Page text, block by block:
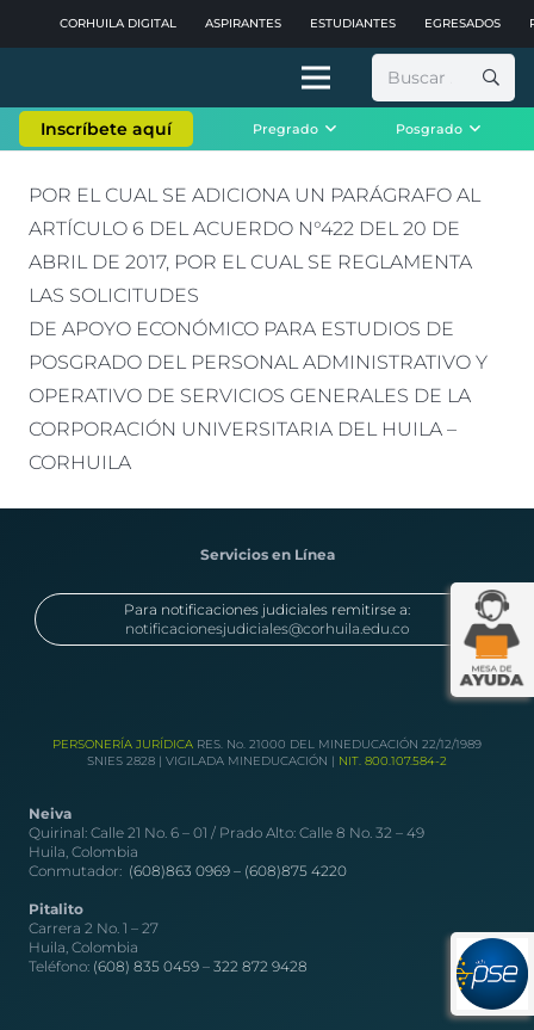
CORHUILA DIGITAL ASPIRANTES ESTUDIANTES EGRESADOS
Buscar:
Inscríbete aquí Pregrado Posgrado
POR EL CUAL SE ADICIONA UN PARÁGRAFO AL
ARTÍCULO 6 DEL ACUERDO N°422 DEL 20 DE
ABRIL DE 2017, POR EL CUAL SE REGLAMENTA
LAS SOLICITUDES
DE APOYO ECONÓMICO PARA ESTUDIOS DE
POSGRADO DEL PERSONAL ADMINISTRATIVO Y
OPERATIVO DE SERVICIOS GENERALES DE LA
CORPORACIÓN UNIVERSITARIA DEL HUILA –
CORHUILA
Servicios en Línea
Para notificaciones judiciales remitirse a:
notificacionesjudiciales@corhuila.edu.co
PERSONERÍA JURÍDICA RES. No. 21000 DEL MINEDUCACIÓN 22/12/1989
SNIES 2828 | VIGILADA MINEDUCACIÓN | NIT. 800.107.584-2
Neiva
Quirinal: Calle 21 No. 6 – 01 / Prado Alto: Calle 8 No. 32 – 49
Huila, Colombia
Conmutador: (608)863 0969 – (608)875 4220
Pitalito
Carrera 2 No. 1 – 27
Huila, Colombia
Teléfono: (608) 835 0459 – 322 872 9428